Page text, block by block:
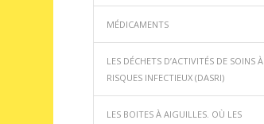
MÉDICAMENTS
LES DÉCHETS D’ACTIVITÉS DE SOINS À
RISQUES INFECTIEUX (DASRI)
LES BOITES À AIGUILLES. OÙ LES